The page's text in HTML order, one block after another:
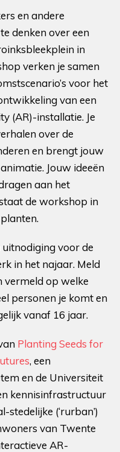
en andere
denken over een
in
verken je samen
voor het
van een
(AR)-installatie. Je
over de
en brengt jouw
Jouw ideeën
aan het
de workshop in
uitnodiging voor de
in het najaar. Meld
vermeld op welke
personen je komt en
vanaf 16 jaar.
Planting Seeds for
, een
en de Universiteit
kennisinfrastructuur
(‘rurban’)
van Twente
AR-